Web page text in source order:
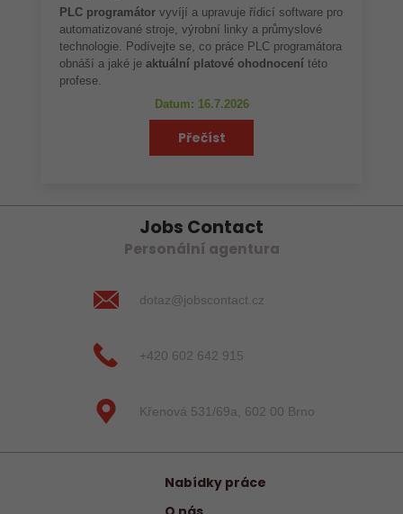
PLC programátor vyvíjí a upravuje řídicí software pro
automatizované stroje, výrobní linky a průmyslové
technologie. Podívejte se, co práce PLC programátora
obnáší a jaké je aktuální platové ohodnocení této
profese.
Datum: 16.7.2026
Přečíst
Jobs Contact
Personální agentura
dotaz@jobscontact.cz
+420 602 642 915
Křenová 531/69a, 602 00 Brno
Nabídky práce